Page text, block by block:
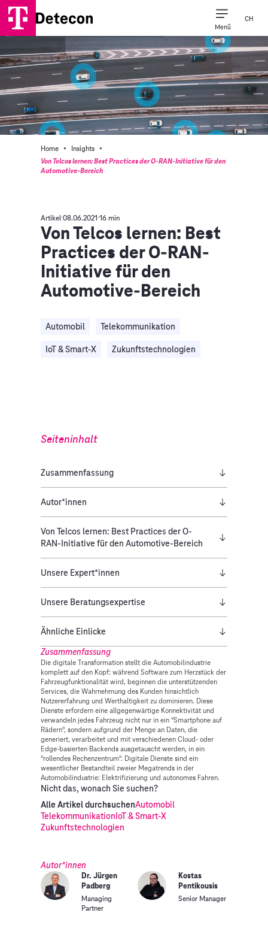
Menü
CH
Home · Insights ·
Von Telcos lernen: Best Practices der O-RAN-Initiative für den
Automotive-Bereich
Artikel 08.06.2021 16 min
Von Telcos lernen: Best
Practices der O-RAN-
Initiative für den
Automotive-Bereich
Automobil Telekommunikation
IoT & Smart-X Zukunftstechnologien
Zusammenfassung
Die digitale Transformation stellt die Automobilindustrie
komplett auf den Kopf: während Software zum Herzstück der
Fahrzeugfunktionalität wird, beginnen die unterstützenden
Services, die Wahrnehmung des Kunden hinsichtlich
Nutzererfahrung und Werthaltigkeit zu dominieren. Diese
Dienste erfordern eine allgegenwärtige Konnektivität und
verwandeln jedes Fahrzeug nicht nur in ein "Smartphone auf
Rädern", sondern aufgrund der Menge an Daten, die
generiert, verarbeitet und mit verschiedenen Cloud- oder
Edge-basierten Backends ausgetauscht werden, in ein
"rollendes Rechenzentrum". Digitale Dienste sind ein
wesentlicher Bestandteil zweier Megatrends in der
Automobilindustrie: Elektrifizierung und autonomes Fahren.
Nicht das, wonach Sie suchen?
Alle Artikel durchsuchenAutomobil
TelekommunikationIoT & Smart-X
Zukunftstechnologien
Autor*innen
Dr. Jürgen
Padberg
Managing
Partner
Kostas
Pentikousis
Senior Manager
Seiteninhalt
Zusammenfassung
Autor*innen
Von Telcos lernen: Best Practices der O-
RAN-Initiative für den Automotive-Bereich
Unsere Expert*innen
Unsere Beratungsexpertise
Ähnliche Einlicke